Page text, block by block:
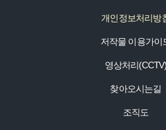
개인정보처리방
저작물 이용가이
영상처리(CCTV)
찾아오시는길
조직도